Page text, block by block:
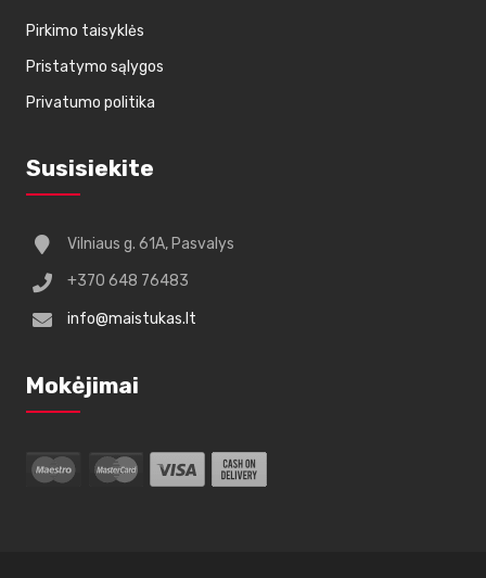
Pirkimo taisyklės
Pristatymo sąlygos
Privatumo politika
Susisiekite
Vilniaus g. 61A, Pasvalys
+370 648 76483
info@maistukas.lt
Mokėjimai